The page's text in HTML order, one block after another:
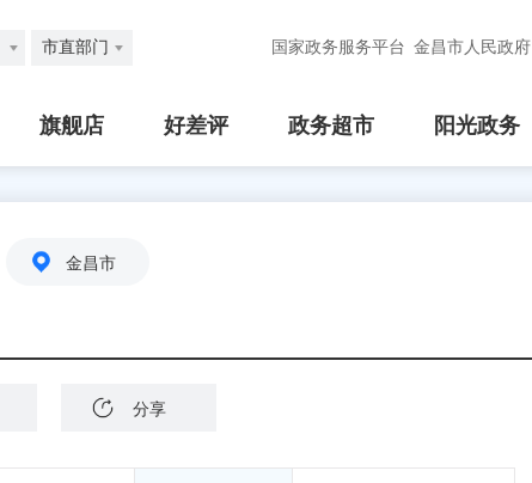
市直部门 国家政务服务平台 金昌市人民政府
旗舰店 好差评 政务超市 阳光政务
金昌市
分享